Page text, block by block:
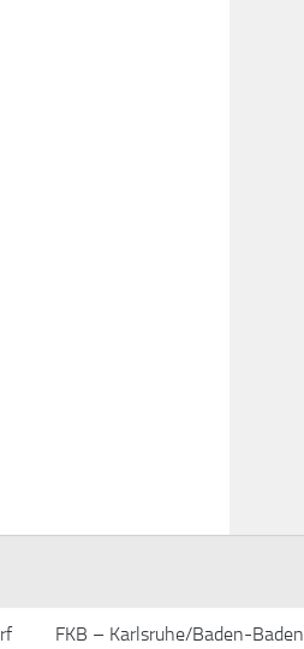
FKB – Karlsruhe/Baden-Baden